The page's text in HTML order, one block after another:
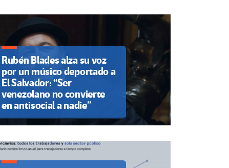
Rubén Blades alza su voz
por un músico deportado a
El Salvador: “Ser
venezolano no convierte
en antisocial a nadie”